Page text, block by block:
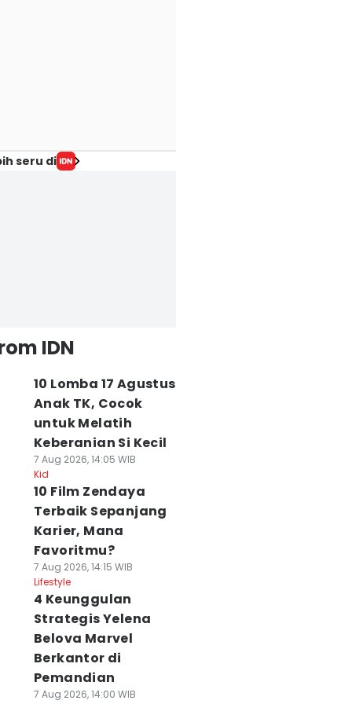
seru di
IDN
10 Lomba 17 Agustus
Anak TK, Cocok
untuk Melatih
Keberanian Si Kecil
7 Aug 2026, 14:05 WIB
Kid
10 Film Zendaya
Terbaik Sepanjang
Karier, Mana
Favoritmu?
7 Aug 2026, 14:15 WIB
Lifestyle
4 Keunggulan
Strategis Yelena
Belova Marvel
Berkantor di
Pemandian
7 Aug 2026, 14:00 WIB